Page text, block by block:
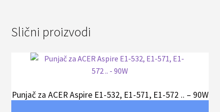
Slični proizvodi
Punjač za ACER Aspire E1-532, E1-571, E1-572 .. – 90W